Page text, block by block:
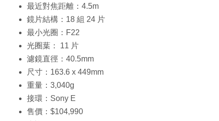
最近對焦距離：4.5m
鏡片結構：18 組 24 片
最小光圈：F22
光圈葉： 11 片
濾鏡直徑：40.5mm
尺寸：163.6 x 449mm
重量：3,040g
接環：Sony E
售價：$104,990